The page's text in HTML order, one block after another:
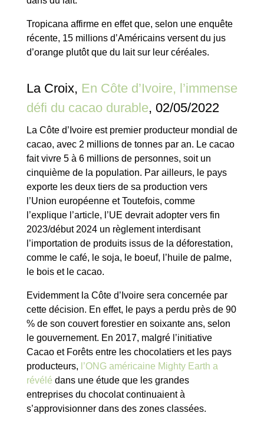
Tropicana affirme en effet que, selon une enquête
récente, 15 millions d’Américains versent du jus
d’orange plutôt que du lait sur leur céréales.
La Croix, En Côte d’Ivoire, l’immense
défi du cacao durable, 02/05/2022
La Côte d’Ivoire est premier producteur mondial de
cacao, avec 2 millions de tonnes par an. Le cacao
fait vivre 5 à 6 millions de personnes, soit un
cinquième de la population. Par ailleurs, le pays
exporte les deux tiers de sa production vers
l’Union européenne et Toutefois, comme
l’explique l’article, l’UE devrait adopter vers fin
2023/début 2024 un règlement interdisant
l’importation de produits issus de la déforestation,
comme le café, le soja, le boeuf, l’huile de palme,
le bois et le cacao.
Evidemment la Côte d’Ivoire sera concernée par
cette décision. En effet, le pays a perdu près de 90
% de son couvert forestier en soixante ans, selon
le gouvernement. En 2017, malgré l’initiative
Cacao et Forêts entre les chocolatiers et les pays
producteurs, l’ONG américaine Mighty Earth a
révélé dans une étude que les grandes
entreprises du chocolat continuaient à
s’approvisionner dans des zones classées.